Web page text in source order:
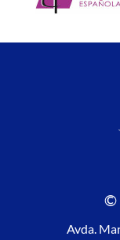
©
Avda.